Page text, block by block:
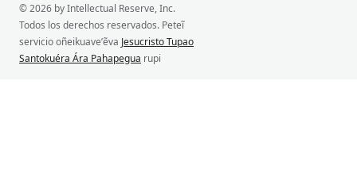
© 2026 by Intellectual Reserve, Inc.
Todos los derechos reservados. Peteĩ
servicio oñeikuave’ẽva Jesucristo Tupao
Santokuéra Ára Pahapegua rupi